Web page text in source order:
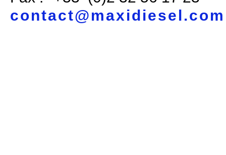
contact@maxidiesel.com